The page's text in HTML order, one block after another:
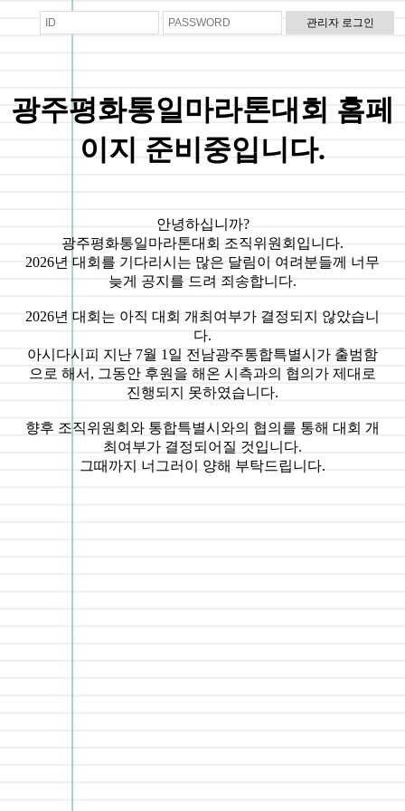
광주평화통일마라톤대회 홈페
이지 준비중입니다.
안녕하십니까?
광주평화통일마라톤대회 조직위원회입니다.
2026년 대회를 기다리시는 많은 달림이 여려분들께 너무
늦게 공지를 드려 죄송합니다.
2026년 대회는 아직 대회 개최여부가 결정되지 않았습니
다.
아시다시피 지난 7월 1일 전남광주통합특별시가 출범함
으로 해서, 그동안 후원을 해온 시측과의 협의가 제대로
진행되지 못하였습니다.
향후 조직위원회와 통합특별시와의 협의를 통해 대회 개
최여부가 결정되어질 것입니다.
그때까지 너그러이 양해 부탁드립니다.